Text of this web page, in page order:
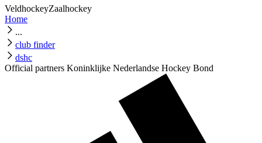
VeldhockeyZaalhockey
Home
...
club finder
dshc
Official partners Koninklijke Nederlandse Hockey Bond